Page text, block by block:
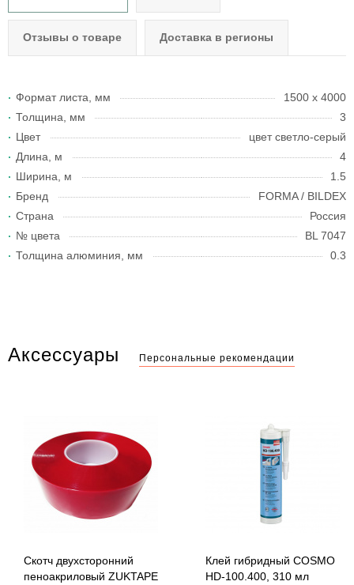
Отзывы о товаре Доставка в регионы
Формат листа, мм
1500 х 4000
Толщина, мм
3
Цвет
цвет светло-серый
Длина, м
4
Ширина, м
1.5
Бренд
FORMA / BILDEX
Страна
Россия
№ цвета
BL 7047
Толщина алюминия, мм
0.3
Аксессуары Персональные рекомендации
Скотч двухсторонний
пеноакриловый ZUKTAPE
Клей гибридный COSMO
HD-100.400, 310 мл